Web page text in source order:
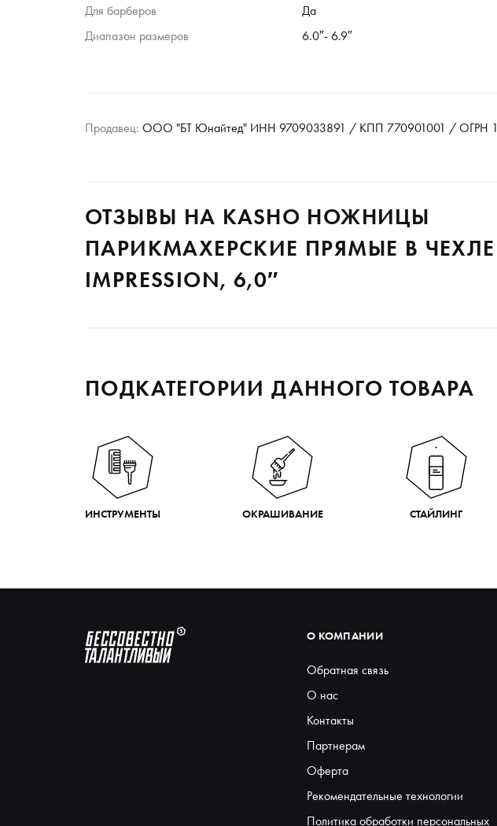
Для барберов
Да
Диапазон размеров
6.0″- 6.9″
Продавец: ООО "БТ Юнайтед" ИНН 9709033891 / КПП 770901001 / ОГРН
ОТЗЫВЫ НА KASHO НОЖНИЦЫ
ПАРИКМАХЕРСКИЕ ПРЯМЫЕ В ЧЕХЛЕ
IMPRESSION, 6,0″
ПОДКАТЕГОРИИ ДАННОГО ТОВАРА
ИНСТРУМЕНТЫ ОКРАШИВАНИЕ СТАЙЛИНГ
О КОМПАНИИ
Обратная связь
О нас
Контакты
Партнерам
Оферта
Рекомендательные технологии
Политика обработки персональных